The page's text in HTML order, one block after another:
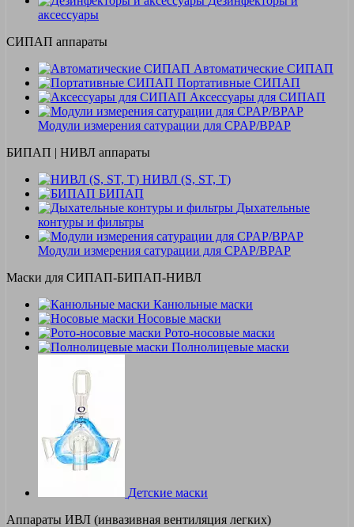
аксессуары
СИПАП аппараты
Автоматические СИПАП
Портативные СИПАП
Аксессуары для СИПАП
Модули измерения сатурации для CPAP/BPAP
БИПАП | НИВЛ аппараты
НИВЛ (S, ST, T)
БИПАП
Дыхательные
контуры и фильтры
Модули измерения сатурации для CPAP/BPAP
Маски для СИПАП-БИПАП-НИВЛ
Канюльные маски
Носовые маски
Рото-носовые маски
Полнолицевые маски
Детские маски
Аппараты ИВЛ (инвазивная вентиляция легких)